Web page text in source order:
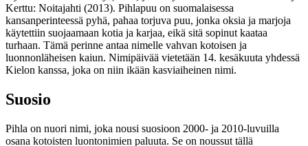
Kerttu: Noitajahti (2013). Pihlapuu on suomalaisessa
kansanperinteessä pyhä, pahaa torjuva puu, jonka oksia ja marjoja
käytettiin suojaamaan kotia ja karjaa, eikä sitä sopinut kaataa
turhaan. Tämä perinne antaa nimelle vahvan kotoisen ja
luonnonläheisen kaiun. Nimipäivää vietetään 14. kesäkuuta yhdessä
Kielon kanssa, joka on niin ikään kasviaiheinen nimi.
Suosio
Pihla on nuori nimi, joka nousi suosioon 2000- ja 2010-luvuilla
osana kotoisten luontonimien paluuta. Se on noussut tällä